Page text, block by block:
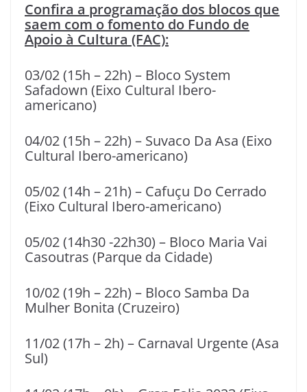
Confira a programação dos blocos que
saem com o fomento do Fundo de
Apoio à Cultura (FAC):
03/02 (15h – 22h) – Bloco System
Safadown (Eixo Cultural Ibero-
americano)
04/02 (15h – 22h) – Suvaco Da Asa (Eixo
Cultural Ibero-americano)
05/02 (14h – 21h) – Cafuçu Do Cerrado
(Eixo Cultural Ibero-americano)
05/02 (14h30 -22h30) – Bloco Maria Vai
Casoutras (Parque da Cidade)
10/02 (19h – 22h) – Bloco Samba Da
Mulher Bonita (Cruzeiro)
11/02 (17h – 2h) – Carnaval Urgente (Asa
Sul)